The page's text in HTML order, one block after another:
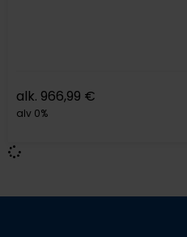
alk. 966,99 €
alv 0%